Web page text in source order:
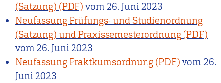
our
English
main
page
instead.
(Satzung)
vom26. Juni 2023
Neufassung Prüfungs- und Studienordnung
(Satzung) und Praxissemesterordnung
vom26. Juni 2023
Neufassung Praktkumsordnung
vom26.
Juni 2023